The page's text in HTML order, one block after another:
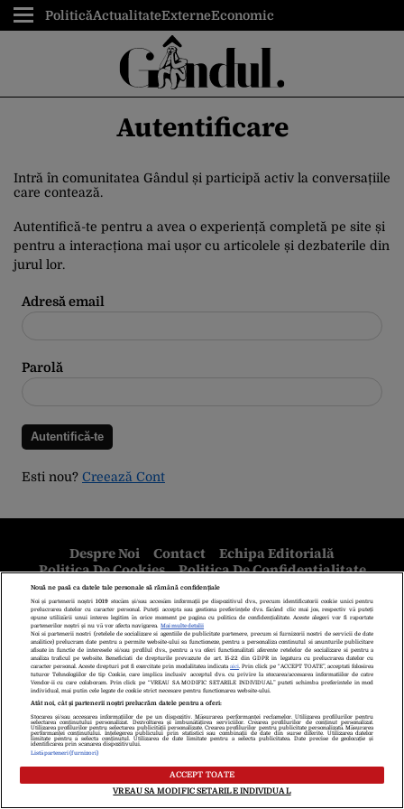
PoliticăActualitateExterneEconomic
Autentificare
Intră în comunitatea Gândul și participă activ la conversațiile
care contează.
Autentifică-te pentru a avea o experiență completă pe site și
pentru a interacționa mai ușor cu articolele și dezbaterile din
jurul lor.
Adresă email
Parolă
Esti nou? Creează Cont
Despre Noi Contact
Echipa Editorială
Politica De Cookies
Politica De Confidențialitate
Termeni Și Condiții
copyright © 2026
Citarea se poate face în limita a 250 de semne. Nici o instituţie sau persoană
(site-uri, instituţii mass-media, firme de monitorizare) nu poate reproduce
integral scrierile publicistice purtătoare de Drepturi de Autor.
Decizia ONJN nr. 1598/16.09.2021. Jocurile de noroc sunt interzise
minorilor.